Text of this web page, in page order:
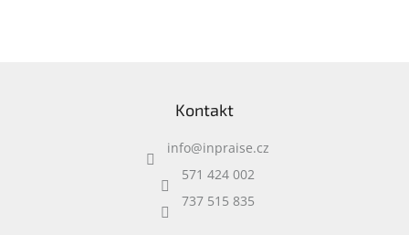
Kontakt
info@inpraise.cz
571 424 002
737 515 835